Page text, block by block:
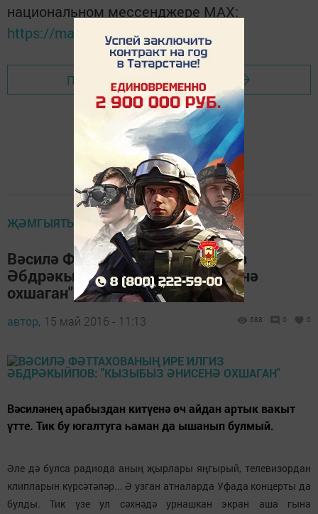
национальном мессенджере MАХ:
https://max.ru/tatmedia
Перейти на страницу новости
ҖӘМГЫЯТЬ
Вәсилә Фәттахованың ире Илгиз
Әбдрәкыйпов: "Кызыбыз әнисенә
охшаган"
автор, 15 май 2016 - 11:13 688 0 0
Вәсиләнең арабыздан китүенә өч айдан артык вакыт
үтте. Тик бу югалтуга һаман да ышанып булмый.
Әле дә булса радиода аның җырлары яңгырый, телевизордан
клипларын күрсәтәләр... Ә узган атналарда Уфада концерты да
булды. Тик үзе ул сәхнәдә урнашкан экран аша гына